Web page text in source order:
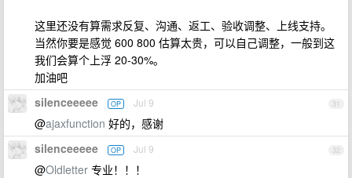
这里还没有算需求反复、沟通、返工、验收调整、上线支持。
当然你要是感觉 600 800 估算太贵，可以自己调整，一般到这
我们会算个上浮 20-30%。
加油吧
31
silenceeeee OP Jul 9
@ajaxfunction 好的，感谢
32
silenceeeee OP Jul 9
@Oldletter 专业！！！